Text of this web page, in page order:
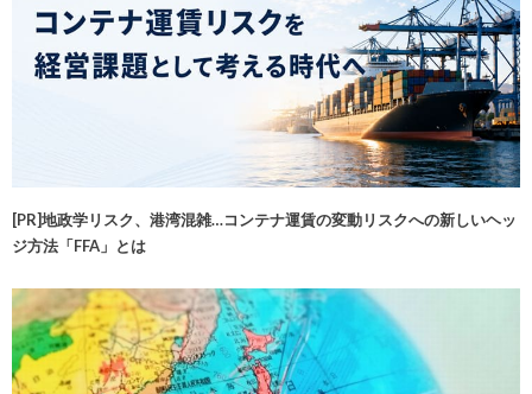
[PR]地政学リスク、港湾混雑…コンテナ運賃の変動リスクへの新しいヘッ
ジ方法「FFA」とは